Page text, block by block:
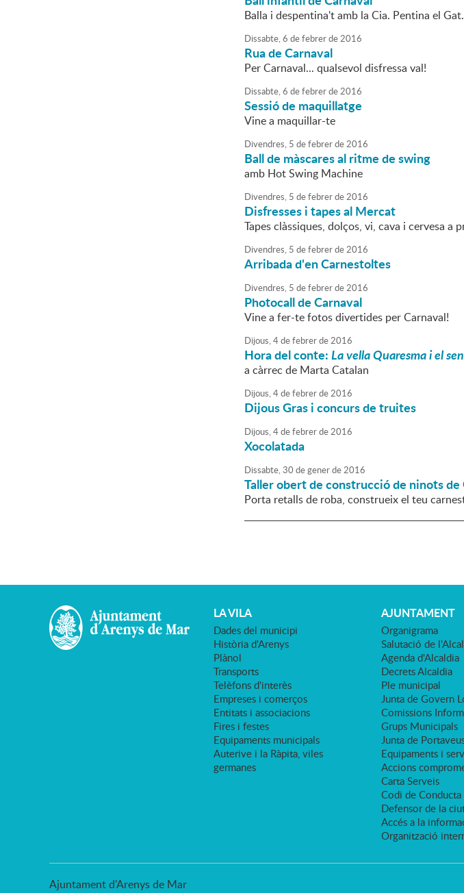
Balla i despentina't amb la Cia. Pentina el Gat.
Dissabte,6 defebrerde2016
Rua de Carnaval
Per Carnaval... qualsevol disfressa val!
Dissabte,6 defebrerde2016
Sessió de maquillatge
Vine a maquillar-te
Divendres, 5 defebrerde2016
Ball de màscares al ritme de swing
amb Hot Swing Machine
Divendres, 5 defebrerde2016
Disfresses i tapes al Mercat
Tapes clàssiques, dolços, vi, cava i cervesa a
Divendres, 5 defebrerde2016
Arribada d'en Carnestoltes
Divendres, 5 defebrerde2016
Photocall de Carnaval
Vine a fer-te fotos divertides per Carnaval!
Dijous,4defebrerde2016
Hora del conte:La vella Quaresma i el
a càrrec de Marta Catalan
Dijous,4defebrerde2016
Dijous Gras i concurs de truites
Dijous,4defebrerde2016
Xocolatada
Dissabte,30 degenerde2016
Taller obert de construcció de ninots de
Porta retalls de roba, construeix el teu
LA VILA
Dades del municipi
Història d'Arenys
Plànol
Transports
Telèfons d'interès
Empreses i comerços
Entitats i associacions
Fires i festes
Equipaments municipals
Auterive i la Ràpita, viles
germanes
AJUNTAMENT
Organigrama
Salutació de
Agenda d'Alcaldia
Decrets Alcaldia
Ple municipal
Junta de Govern
Comissions
Grups Municipals
Junta de
Equipaments i
Accions
Carta Serveis
Codi de Conducta
Defensor de la
Accés a la
Organització
Ajuntament d'Arenys de Mar